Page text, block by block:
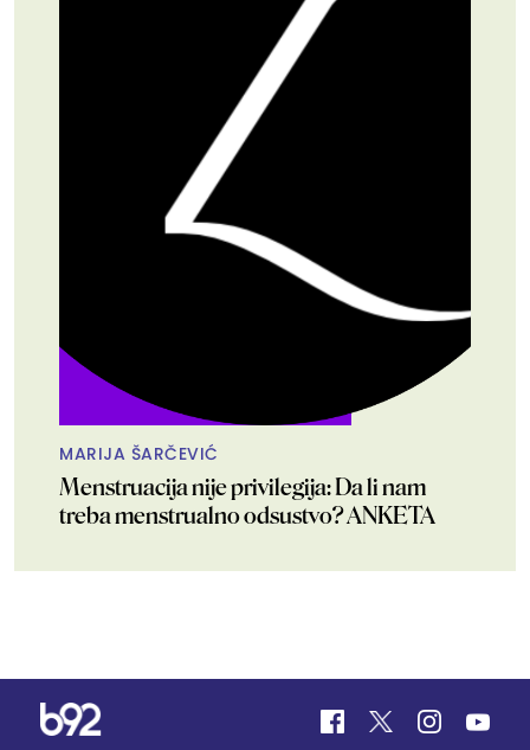
MARIJA ŠARČEVIĆ
Menstruacija nije privilegija: Da li nam
treba menstrualno odsustvo? ANKETA